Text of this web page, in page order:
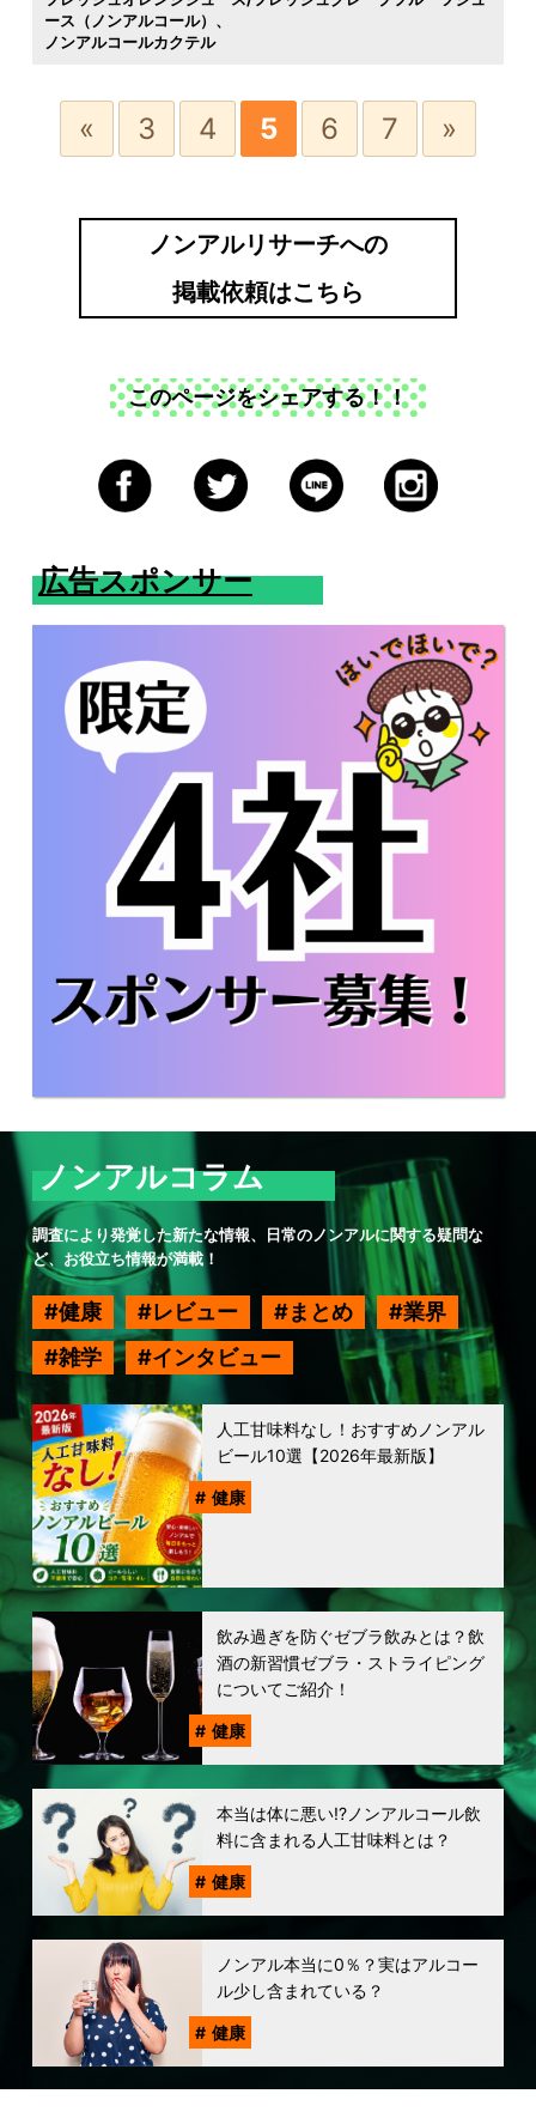
ース（ノンアルコール）
ノンアルコールカクテル
« 3 4 5 6 7 »
ノンアルリサーチへの
掲載依頼はこちら
このページをシェアする！！
広告スポンサー
ノンアルコラム
調査により発覚した新たな情報、日常のノンアルに関する疑問な
ど、お役立ち情報が満載！
健康 レビュー まとめ
業界
雑学
インタビュー
人工甘味料なし！おすすめノンアル
ビール10選【2026年最新版】
健康
飲み過ぎを防ぐゼブラ飲みとは？飲
酒の新習慣ゼブラ・ストライピング
についてご紹介！
健康
本当は体に悪い!?ノンアルコール飲
料に含まれる人工甘味料とは？
健康
ノンアル本当に0％？実はアルコー
ル少し含まれている？
健康